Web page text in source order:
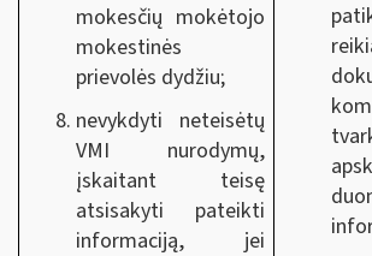
mokesčių mokėtojo
mokestinės
prievolės dydžiu;
nevykdyti neteisėtų
VMI nurodymų,
įskaitant teisę
atsisakyti pateikti
informaciją, jei